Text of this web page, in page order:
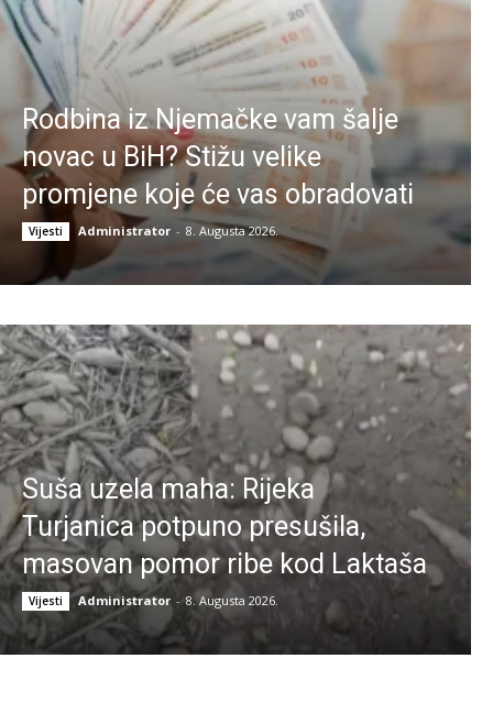
Rodbina iz Njemačke vam šalje
novac u BiH? Stižu velike
promjene koje će vas obradovati
Vijesti Administrator - 8. Augusta 2026.
Suša uzela maha: Rijeka
Turjanica potpuno presušila,
masovan pomor ribe kod Laktaša
Vijesti Administrator - 8. Augusta 2026.